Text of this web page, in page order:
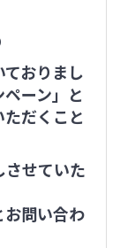
おりまし
ーン」と
だくこと
させていた
お問い合わ